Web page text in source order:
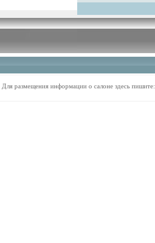
размещения информации о салоне здесь пишите: